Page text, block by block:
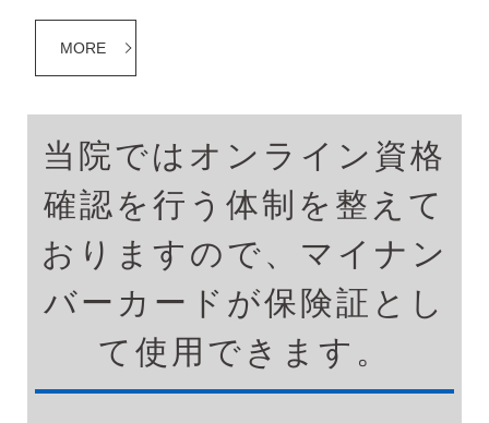
MORE
当院ではオンライン資格
確認を行う体制を整えて
おりますので、マイナン
バーカードが保険証とし
て使用できます。